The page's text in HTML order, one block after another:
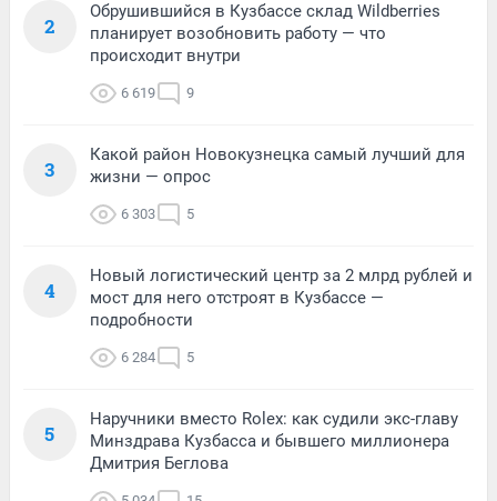
2
Обрушившийся в Кузбассе склад Wildberries
планирует возобновить работу — что
происходит внутри
6 619 9
3
Какой район Новокузнецка самый лучший для
жизни — опрос
6 303 5
4
Новый логистический центр за 2 млрд рублей и
мост для него отстроят в Кузбассе —
подробности
6 284 5
5
Наручники вместо Rolex: как судили экс-главу
Минздрава Кузбасса и бывшего миллионера
Дмитрия Беглова